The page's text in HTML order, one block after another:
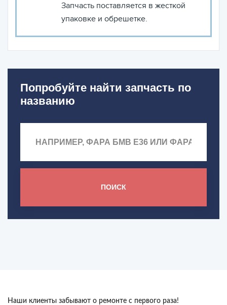
Запчасть поставляется в жесткой
упаковке и обрешетке.
Попробуйте найти запчасть по
названию
ПОИСК
Наши клиенты забывают о ремонте с первого раза!